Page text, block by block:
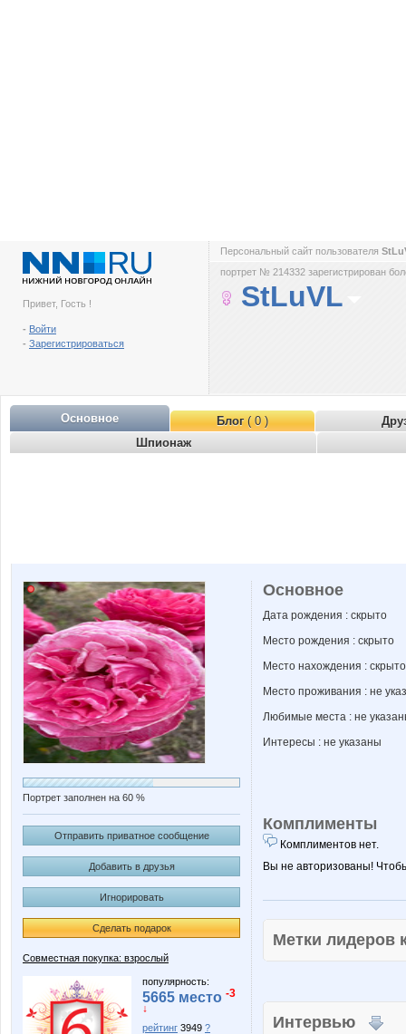
Привет, Гость !
- Войти
- Зарегистрироваться
Персональный сайт пользователя
портрет № 214332 зарегистрирован
StLuVL
Основное Блог( 0 )
Шпионаж
Портрет заполнен на 60 %
Отправить приватное сообщение
Добавить в друзья
Игнорировать
Сделать подарок
Совместная покупка: взрослый
популярность:
5665 место -3
↓
рейтинг 3949 ?
Основное
Дата рождения : скрыто
Место рождения : скрыто
Место нахождения : скрыто
Место проживания : не
Любимые места : не
Интересы : не указаны
Комплименты
Комплиментов нет.
Вы не авторизованы!
Метки
Интервью